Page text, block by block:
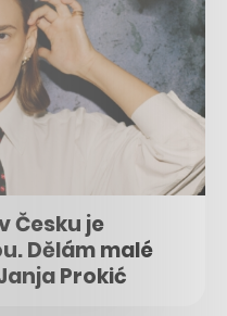
Česku je
Dělám malé
Prokić